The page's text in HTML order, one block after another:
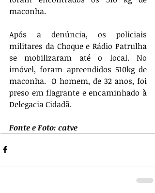
maconha.
Após a denúncia, os policiais
militares da Choque e Rádio Patrulha
se mobilizaram até o local. No
imóvel, foram apreendidos 510kg de
maconha.  O homem, de 32 anos, foi
preso em flagrante e encaminhado à
Delegacia Cidadã.
Fonte e Foto: catve